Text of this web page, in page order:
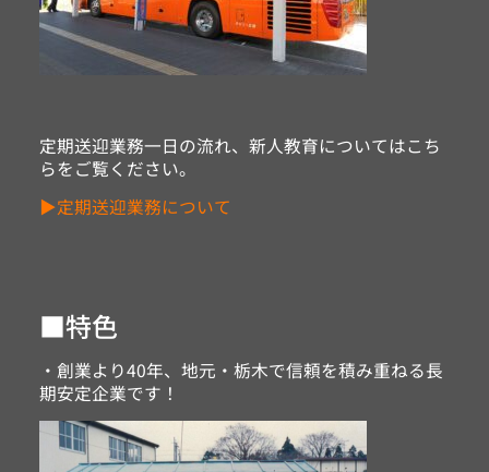
定期送迎業務一日の流れ、新人教育についてはこち
らをご覧ください。
▶定期送迎業務について
■特色
・創業より40年、地元・栃木で信頼を積み重ねる長
期安定企業です！